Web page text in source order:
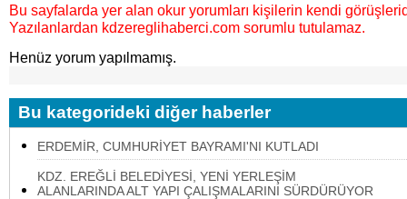
Bu sayfalarda yer alan okur yorumları kişilerin kendi
Yazılanlardan kdzereglihaberci.com sorumlu tutulamaz.
Henüz yorum yapılmamış.
Bu kategorideki diğer haberler
ERDEMİR, CUMHURİYET BAYRAMI'NI KUTLADI
KDZ. EREĞLİ BELEDİYESİ, YENİ YERLEŞİM
ALANLARINDA ALT YAPI ÇALIŞMALARINI SÜRDÜRÜYOR